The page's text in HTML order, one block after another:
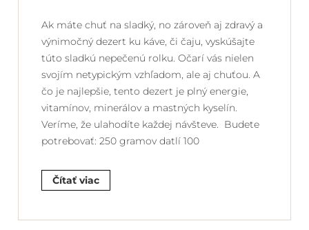
Ak máte chuť na sladký, no zároveň aj zdravý a
výnimočný dezert ku káve, či čaju, vyskúšajte
túto sladkú nepečenú rolku. Očarí vás nielen
svojím netypickým vzhľadom, ale aj chuťou. A
čo je najlepšie, tento dezert je plný energie,
vitamínov, minerálov a mastných kyselín.
Veríme, že ulahodíte každej návšteve. Budete
potrebovať: 250 gramov datlí 100
Čítať viac